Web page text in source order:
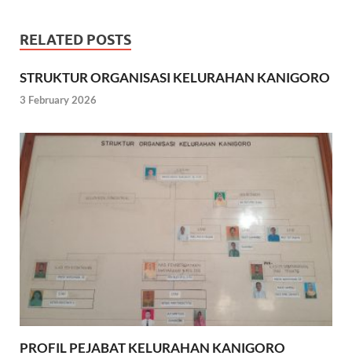
RELATED POSTS
STRUKTUR ORGANISASI KELURAHAN KANIGORO
3 February 2026
PROFIL PEJABAT KELURAHAN KANIGORO